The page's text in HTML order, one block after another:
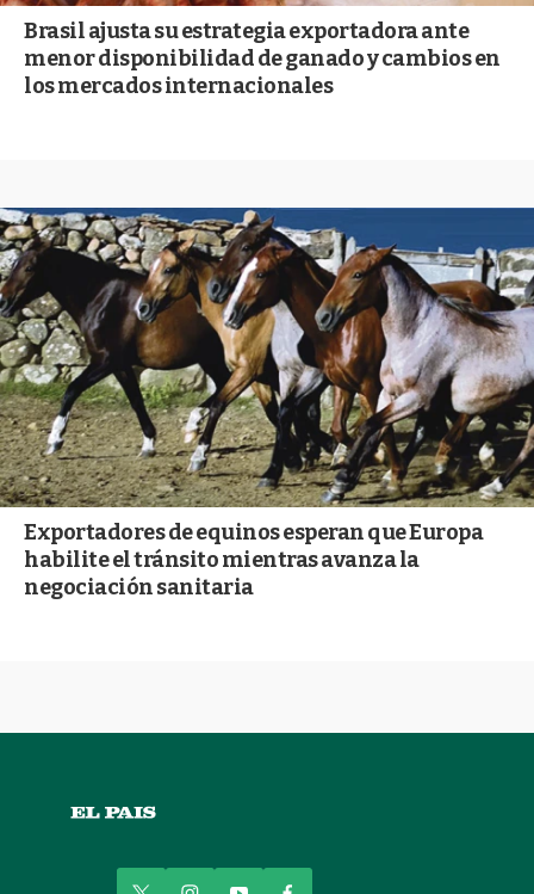
Brasil ajusta su estrategia exportadora ante
menor disponibilidad de ganado y cambios en
los mercados internacionales
Exportadores de equinos esperan que Europa
habilite el tránsito mientras avanza la
negociación sanitaria